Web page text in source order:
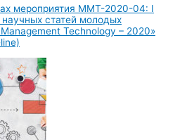
мероприятия MMT-2020-04: I
статей молодых
Technology – 2020»